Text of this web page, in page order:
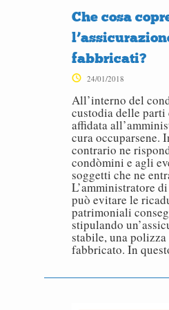
Che cosa
fabbricati?
24/01/2018
All’interno del
custodia delle parti
affidata
cura occuparsene.
contrario ne
condòmini e agli
soggetti che ne
L’amministratore
può evitare le
patrimoniali
stipulando
stabile, una
fabbricato. In